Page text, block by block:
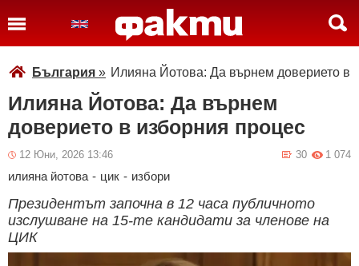
България » Илияна Йотова: Да върнем доверието в
Илияна Йотова: Да върнем
доверието в изборния процес
12 Юни, 2026 13:46 1 074
30
илияна йотова - цик - избори
Президентът започна в 12 часа публичното
изслушване на 15-те кандидати за членове на
ЦИК